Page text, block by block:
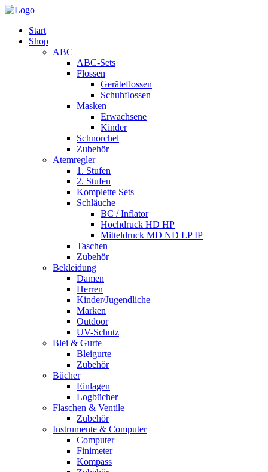
Start
Shop
ABC
ABC-Sets
Flossen
Geräteflossen
Schuhflossen
Masken
Erwachsene
Kinder
Schnorchel
Zubehör
Atemregler
1. Stufen
2. Stufen
Komplette Sets
Schläuche
BC / Inflator
Hochdruck HD HP
Mitteldruck MD ND LP IP
Taschen
Zubehör
Bekleidung
Damen
Herren
Kinder/Jugendliche
Marken
Outdoor
UV-Schutz
Blei & Gurte
Bleigurte
Zubehör
Bücher
Einlagen
Logbücher
Flaschen & Ventile
Zubehör
Instrumente & Computer
Computer
Finimeter
Kompass